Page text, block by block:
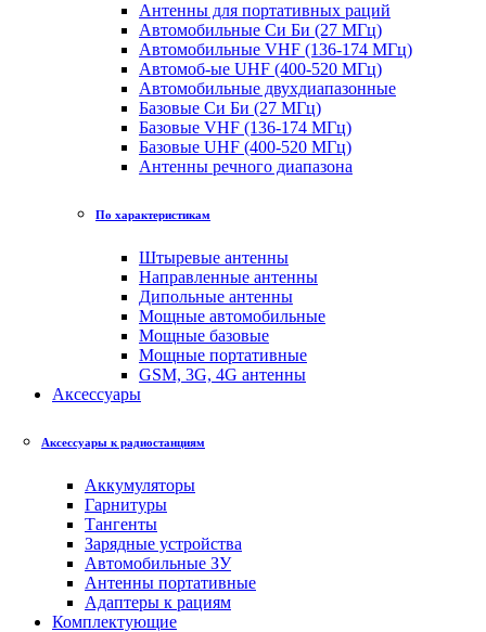
Антенны для портативных раций
Автомобильные Си Би (27 МГц)
Автомобильные VHF (136-174 МГц)
Автомоб-ые UHF (400-520 МГц)
Автомобильные двухдиапазонные
Базовые Си Би (27 МГц)
Базовые VHF (136-174 МГц)
Базовые UHF (400-520 МГц)
Антенны речного диапазона
По характеристикам
Штыревые антенны
Направленные антенны
Дипольные антенны
Мощные автомобильные
Мощные базовые
Мощные портативные
GSM, 3G, 4G антенны
Аксессуары
Аксессуары к радиостанциям
Аккумуляторы
Гарнитуры
Тангенты
Зарядные устройства
Автомобильные ЗУ
Антенны портативные
Адаптеры к рациям
Комплектующие